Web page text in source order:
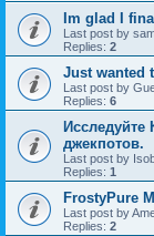
Im glad I
Last post by
Replies: 2
Just wanted
Last post by
Replies: 6
Исследуйте
джекпотов.
Last post by
Replies: 1
FrostyPure
Last post by
Replies: 2